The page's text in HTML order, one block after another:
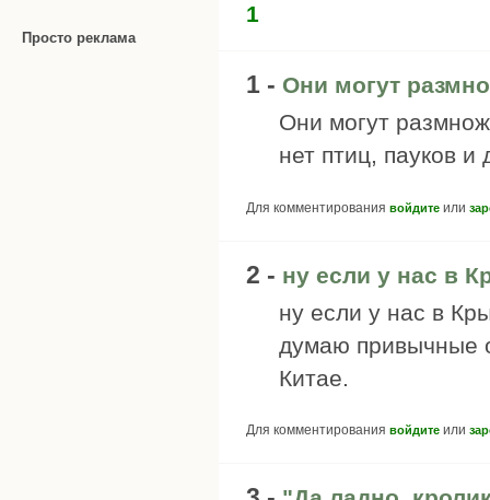
Просто реклама
1
1 - Они могут
Они могут
нет птиц, пауков и
Для комментирования войдите или
2 - ну если у нас в
ну если у нас в
думаю привычные
Китае.
Для комментирования войдите или